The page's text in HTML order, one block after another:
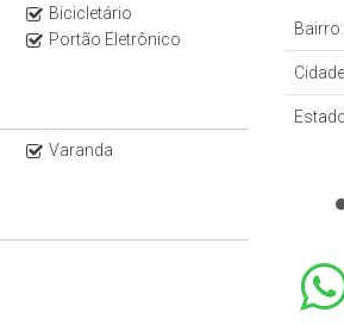
Bicicletário
Portão Eletrônico
Varanda
Bairro: